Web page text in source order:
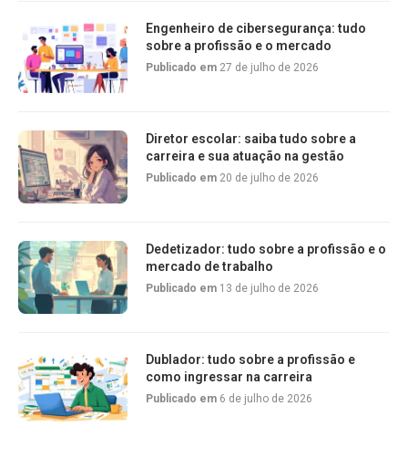
Engenheiro de cibersegurança: tudo
sobre a profissão e o mercado
Publicado em 27 de julho de 2026
Diretor escolar: saiba tudo sobre a
carreira e sua atuação na gestão
Publicado em 20 de julho de 2026
Dedetizador: tudo sobre a profissão e o
mercado de trabalho
Publicado em 13 de julho de 2026
Dublador: tudo sobre a profissão e
como ingressar na carreira
Publicado em 6 de julho de 2026